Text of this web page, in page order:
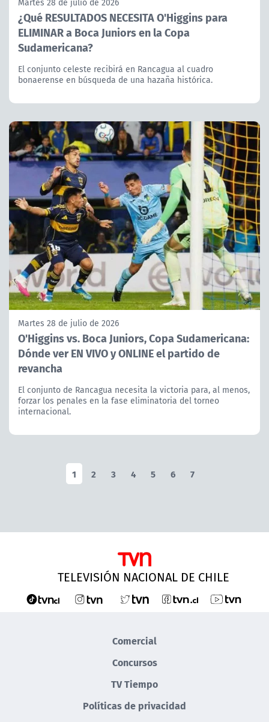
Martes 28 de julio de 2026
¿Qué RESULTADOS NECESITA O'Higgins para
ELIMINAR a Boca Juniors en la Copa
Sudamericana?
El conjunto celeste recibirá en Rancagua al cuadro
bonaerense en búsqueda de una hazaña histórica.
Martes 28 de julio de 2026
O'Higgins vs. Boca Juniors, Copa Sudamericana:
Dónde ver EN VIVO y ONLINE el partido de
revancha
El conjunto de Rancagua necesita la victoria para, al menos,
forzar los penales en la fase eliminatoria del torneo
internacional.
1 2 3 4 5 6 7
TELEVISIÓN NACIONAL DE CHILE
Comercial
Concursos
TV Tiempo
Políticas de privacidad